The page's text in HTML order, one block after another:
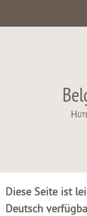
Diese Seite ist
Deutsch